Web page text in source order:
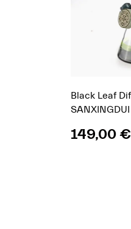
Black Leaf
SANXINGDUI
149,00 €